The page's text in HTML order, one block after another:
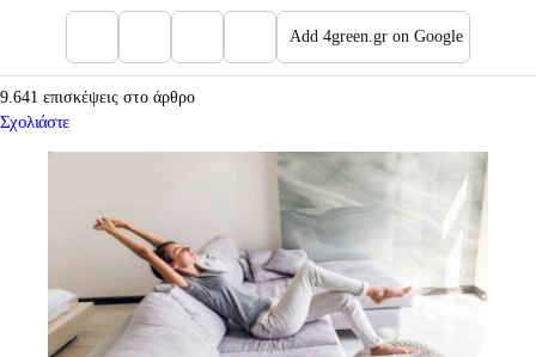
Add 4green.gr on Google
9.641 επισκέψεις στο άρθρο
Σχολιάστε